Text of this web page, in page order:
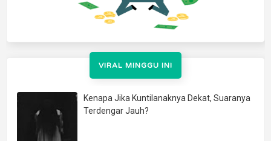
VIRAL MINGGU INI
Kenapa Jika Kuntilanaknya Dekat, Suaranya
Terdengar Jauh?